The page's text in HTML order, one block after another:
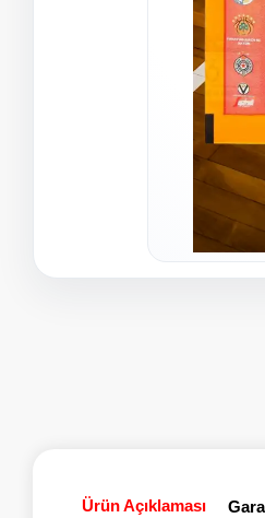
Ürün Açıklaması